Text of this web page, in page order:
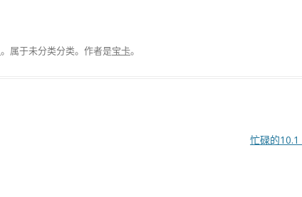
。属于未分类分类。 作者是宝卡。
忙碌的10.1